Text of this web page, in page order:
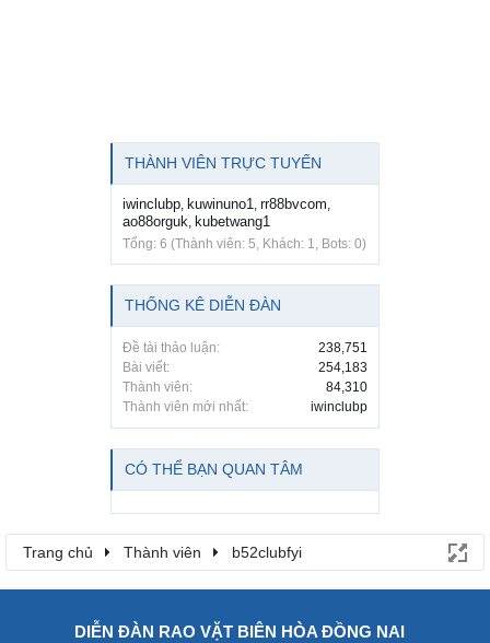
THÀNH VIÊN TRỰC TUYẾN
iwinclubp, kuwinuno1, rr88bvcom,
ao88orguk, kubetwang1
Tổng: 6 (Thành viên: 5, Khách: 1, Bots: 0)
THỐNG KÊ DIỄN ĐÀN
Đề tài thảo luận:
238,751
Bài viết:
254,183
Thành viên:
84,310
Thành viên mới nhất:
iwinclubp
CÓ THỂ BẠN QUAN TÂM
Trang chủ Thành viên b52clubfyi
DIỄN ĐÀN RAO VẶT BIÊN HÒA ĐỒNG NAI